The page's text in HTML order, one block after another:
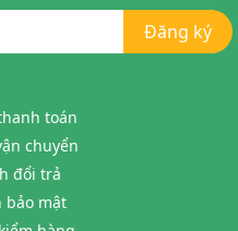
Đăng ký
toán
chuyển
đổi trả
bảo mật